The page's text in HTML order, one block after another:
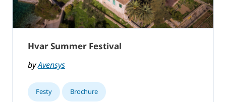
Hvar Summer Festival
byAvensys
Festy Brochure